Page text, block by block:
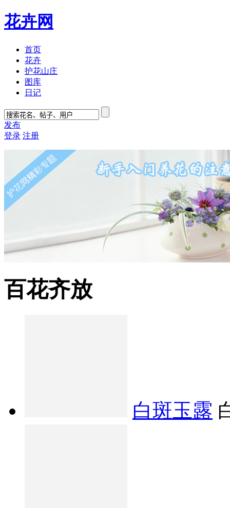
花卉网
首页
花卉
护花山庄
图库
日记
发布
登录 注册
百花齐放
白斑玉露